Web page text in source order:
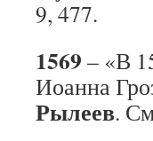
9, 477.
1569 – «В
Иоанна
Рылеев.